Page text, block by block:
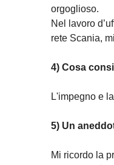
orgoglioso.
Nel lavoro
rete Scania,
4) Cosa
L'impegno e
5) Un
Mi ricordo la